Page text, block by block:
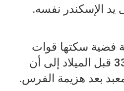
يد الإسكندر نفسه.
فضية سكتها قوات
الإسكندر في عام 330 قبل الميلاد إلى أن
بعد هزيمة الفرس.